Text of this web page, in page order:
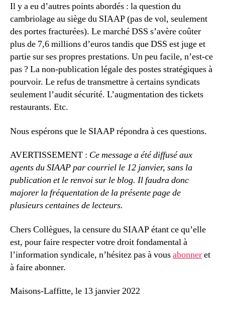
Il y a eu d’autres points abordés : la question du
cambriolage au siège du SIAAP (pas de vol, seulement
des portes fracturées). Le marché DSS s’avère coûter
plus de 7,6 millions d’euros tandis que DSS est juge et
partie sur ses propres prestations. Un peu facile, n’est-ce
pas ? La non-publication légale des postes stratégiques à
pourvoir. Le refus de transmettre à certains syndicats
seulement l’audit sécurité. L’augmentation des tickets
restaurants. Etc.
Nous espérons que le SIAAP répondra à ces questions.
AVERTISSEMENT : Ce message a été diffusé aux
agents du SIAAP par courriel le 12 janvier, sans la
publication et le renvoi sur le blog. Il faudra donc
majorer la fréquentation de la présente page de
plusieurs centaines de lecteurs.
Chers Collègues, la censure du SIAAP étant ce qu’elle
est, pour faire respecter votre droit fondamental à
l’information syndicale, n’hésitez pas à vousabonneret
à faire abonner.
Maisons-Laffitte, le 13 janvier 2022